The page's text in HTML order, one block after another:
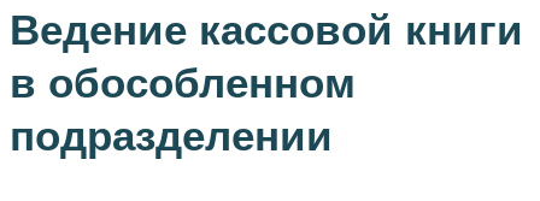
Ведение кассовой книги
в обособленном
подразделении